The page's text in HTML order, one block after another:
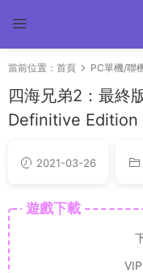
當前位置： 首頁 PC單機/聯
四海兄弟2：最終
Definitive Edition
2021-03-26
遊戲下載